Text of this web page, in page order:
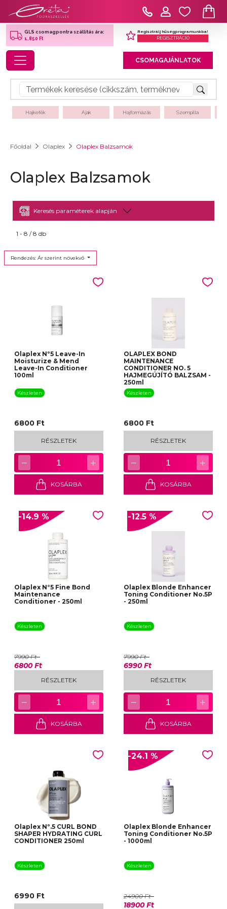
GLS csomagpontra szállítás ára:
1,850 Ft
Regisztrálj hűségprogramunkba!
REGISZTRÁCIÓ
Toggle navigation CSOMAGAJÁNLATOK
Hajkefék Ajak Hajformázás Szempilla
Főoldal Olaplex Olaplex Balzsamok
Olaplex Balzsamok
Keresés paraméterek alapján
1 - 8 / 8 db
Rendezés: Ár szerint növekvő
Olaplex Nº5 Leave-In
Moisturize & Mend
Leave-In Conditioner
100ml
Készleten
6800 Ft
RÉSZLETEK
− 1 +
KOSÁRBA
OLAPLEX BOND
MAINTENANCE
CONDITIONER NO. 5
HAJMEGÚJÍTÓ BALZSAM -
250ml
Készleten
6800 Ft
RÉSZLETEK
− 1 +
KOSÁRBA
-14.9 %
Olaplex N°5 Fine Bond
Maintenance
Conditioner - 250ml
Készleten
7990 Ft
6800 Ft
RÉSZLETEK
− 1 +
KOSÁRBA
-12.5 %
Olaplex Blonde Enhancer
Toning Conditioner No.5P
- 250ml
Készleten
7990 Ft
6990 Ft
RÉSZLETEK
− 1 +
KOSÁRBA
Olaplex Nº.5 CURL BOND
SHAPER HYDRATING CURL
CONDITIONER 250ml
Készleten
6990 Ft
-24.1 %
Olaplex Blonde Enhancer
Toning Conditioner No.5P
- 1000ml
Készleten
24900 Ft
18900 Ft